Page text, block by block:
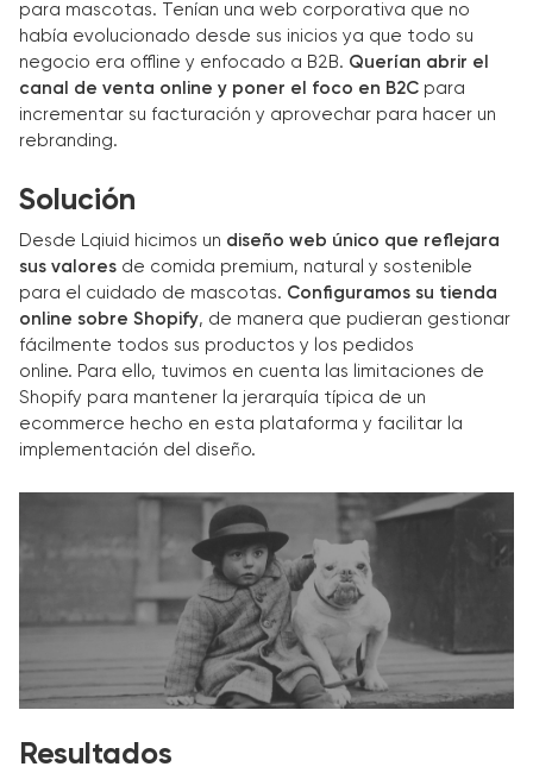
para mascotas. Tenían una web corporativa que no
había evolucionado desde sus inicios ya que todo su
negocio era offline y enfocado a B2B. Querían abrir el
canal de venta online y poner el foco en B2C para
incrementar su facturación y aprovechar para hacer un
rebranding.
Solución
Desde Lqiuid hicimos un diseño web único que reflejara
sus valores de comida premium, natural y sostenible
para el cuidado de mascotas. Configuramos su tienda
online sobre Shopify, de manera que pudieran gestionar
fácilmente todos sus productos y los pedidos
online. Para ello, tuvimos en cuenta las limitaciones de
Shopify para mantener la jerarquía típica de un
ecommerce hecho en esta plataforma y facilitar la
implementación del diseño.
Resultados